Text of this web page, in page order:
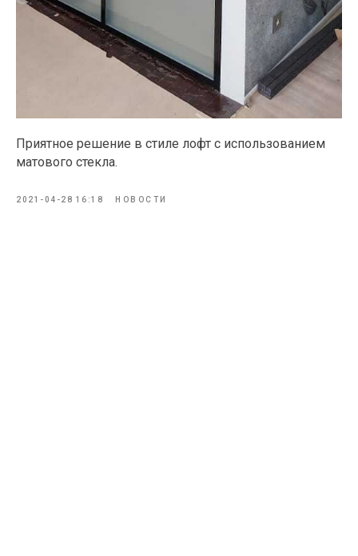
Приятное решение в стиле лофт с использованием
матового стекла.
2021-04-28 16:18 НОВОСТИ